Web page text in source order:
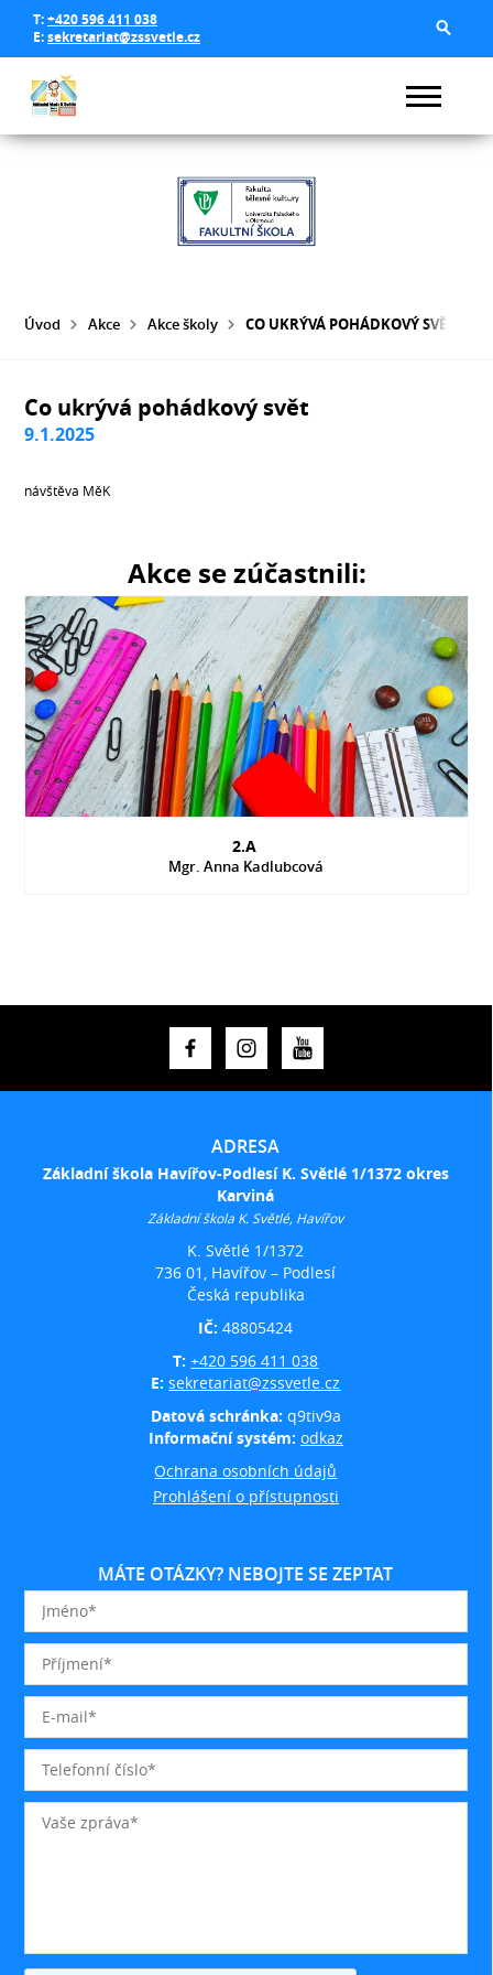
T:+420 596 411 038
E:sekretariat@zssvetle.cz
Úvod Akce Akce školy CO UKRÝVÁ POHÁDKOVÝ SVĚT
Co ukrývá pohádkový svět
9.1.2025
návštěva MěK
Akce se zúčastnili:
2.A
Mgr. Anna Kadlubcová
ADRESA
Základní škola Havířov-Podlesí K. Světlé 1/1372 okres
Karviná
Základní škola K. Světlé, Havířov
K. Světlé 1/1372
736 01, Havířov – Podlesí
Česká republika
IČ:48805424
T:+420 596 411 038
E:sekretariat@zssvetle.cz
Datová schránka: q9tiv9a
Informační systém: odkaz
Ochrana osobních údajů
Prohlášení o přístupnosti
MÁTE OTÁZKY? NEBOJTE SE ZEPTAT